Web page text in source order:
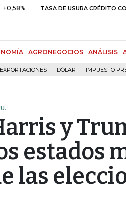
TASA DE USURA CRÉDITO CONSUMO
AGRONEGOCIOS ANÁLISIS
EXPORTACIONES DÓLAR IMPUESTO
y
estados
las